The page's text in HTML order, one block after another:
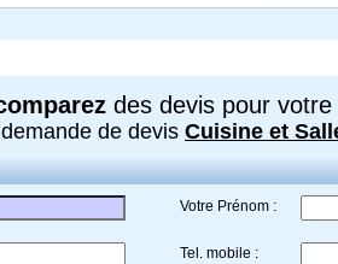
des devis pour votre
de devis Cuisine et
Votre Prénom :
Tel. mobile :